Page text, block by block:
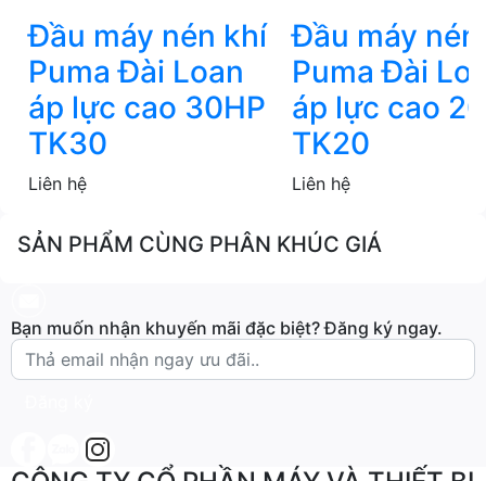
Đầu máy nén khí
Puma Đài Loan
áp lực cao 30HP
TK30
Liên hệ
Đầu máy
Puma Đài
áp lực cao
TK20
Liên hệ
SẢN PHẨM CÙNG PHÂN KHÚC GIÁ
Bạn muốn nhận khuyến mãi đặc biệt? Đăng ký ngay.